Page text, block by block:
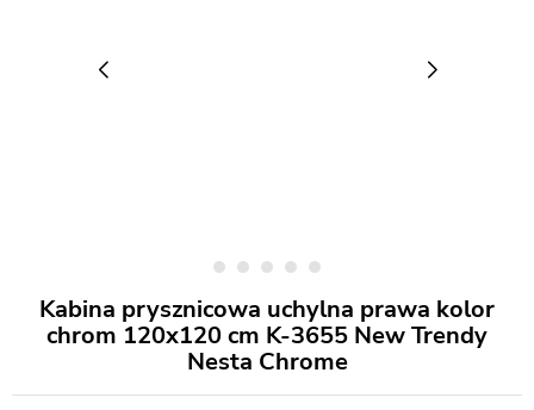
Kabina prysznicowa uchylna prawa kolor
chrom 120x120 cm K-3655 New Trendy
Nesta Chrome